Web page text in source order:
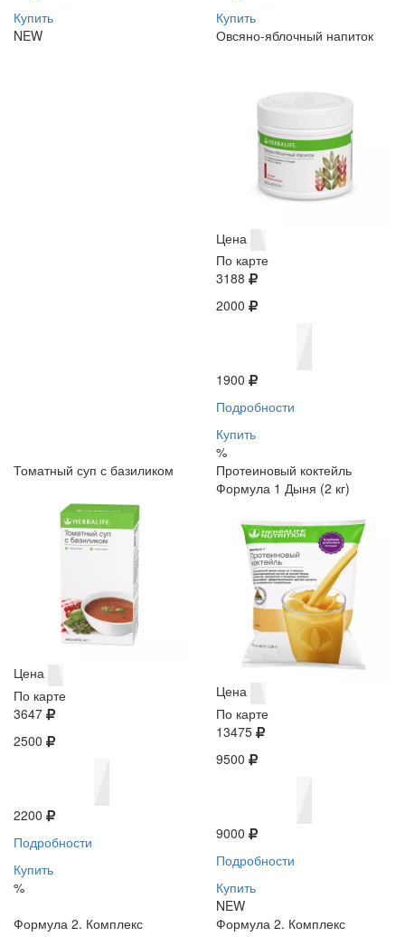
Купить
NEW
Купить
Овсяно-яблочный напиток
Цена
По карте
3188
2000
1900
Подробности
Купить
%
Томатный суп с базиликом
Цена
По карте
3647
2500
2200
Подробности
Купить
%
Протеиновый коктейль
Формула 1 Дыня (2 кг)
Цена
По карте
13475
9500
9000
Подробности
Купить
NEW
Формула 2. Комплекс
Формула 2. Комплекс